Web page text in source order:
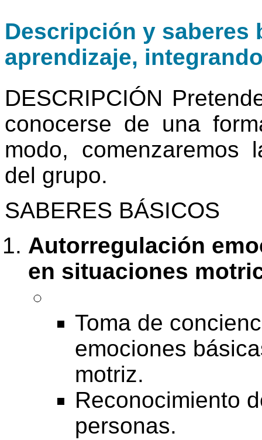
Descripción y saberes
aprendizaje,
DESCRIPCIÓN
conocerse de una
modo, comenzaremos
del grupo.
SABERES BÁSICOS
Autorregulación
en situaciones
Toma de
emociones
motriz.
Reconocimiento
personas.